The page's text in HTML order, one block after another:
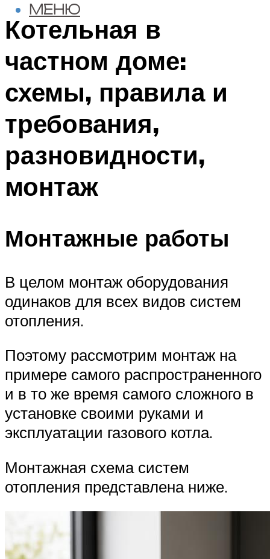
МЕНЮ
Котельная в
частном доме:
схемы, правила и
требования,
разновидности,
монтаж
Монтажные работы
В целом монтаж оборудования
одинаков для всех видов систем
отопления.
Поэтому рассмотрим монтаж на
примере самого распространенного
и в то же время самого сложного в
установке своими руками и
эксплуатации газового котла.
Монтажная схема систем
отопления представлена ниже.